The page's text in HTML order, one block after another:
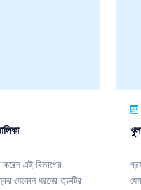
করেন এই বিভাগের
যেকোন ধরনের ত্রুটির